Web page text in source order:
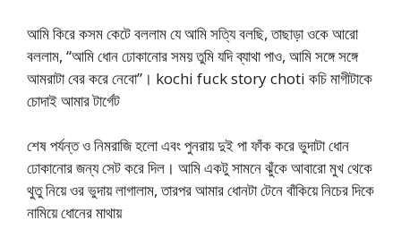
আমি কিরে কসম কেটে বললাম যে আমি সত্যি বলছি, তাছাড়া ওকে আরো
বললাম, “আমি ধোন ঢোকানোর সময় তুমি যদি ব্যাথা পাও, আমি সঙ্গে সঙ্গে
আমরাটা বের করে নেবো”। kochi fuck story choti কচি মাগীটাকে
চোদাই আমার টার্গেট
শেষ পর্যন্ত ও নিমরাজি হলো এবং পুনরায় দুই পা ফাঁক করে ভুদাটা ধোন
ঢোকানোর জন্য সেট করে দিল। আমি একটু সামনে ঝুঁকে আবারো মুখ থেকে
থুতু নিয়ে ওর ভুদায় লাগালাম, তারপর আমার ধোনটা টেনে বাঁকিয়ে নিচের দিকে
নামিয়ে ধোনের মাথায়